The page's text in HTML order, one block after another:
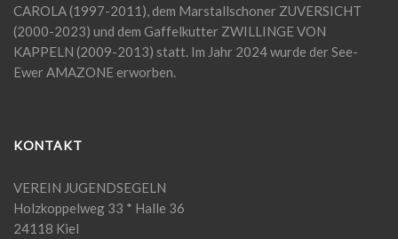
CAROLA (1997-2011), dem Marstallschoner ZUVERSICHT
(2000-2023) und dem Gaffelkutter ZWILLINGE VON
KAPPELN (2009-2013) statt. Im Jahr 2024 wurde der See-
Ewer AMAZONE erworben.
KONTAKT
VEREIN JUGENDSEGELN
Holzkoppelweg 33 * Halle 36
24118 Kiel